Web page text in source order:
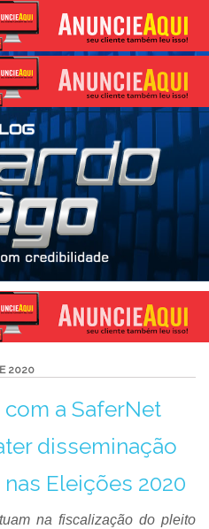
2020
com a SaferNet
disseminação
Eleições 2020
na fiscalização do pleito